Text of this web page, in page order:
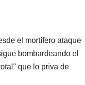
el mortífero ataque
bombardeando el
que lo priva de